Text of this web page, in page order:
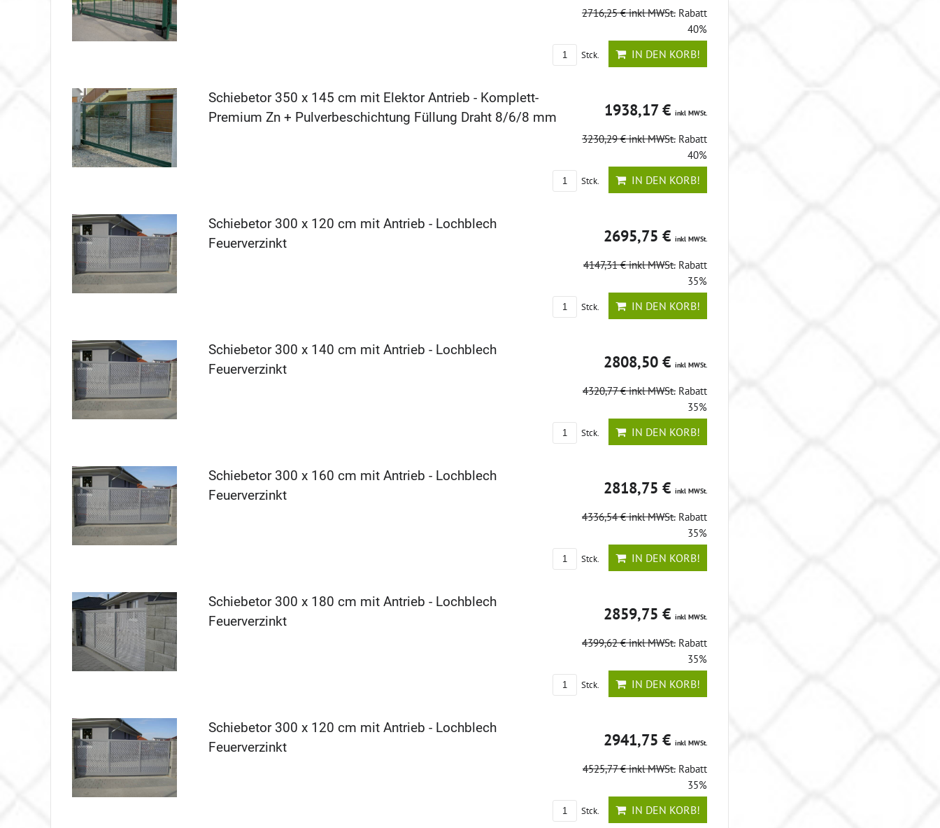
2716,25 €inkl MWSt. Rabatt
40%
Stck. IN DEN KORB!
Schiebetor 350 x 145 cm mit Elektor Antrieb - Komplett-
Premium Zn + Pulverbeschichtung Füllung Draht 8/6/8 mm
1938,17 € inkl MWSt.
3230,29 €inkl MWSt. Rabatt
40%
Stck. IN DEN KORB!
Schiebetor 300 x 120 cm mit Antrieb - Lochblech
Feuerverzinkt
2695,75 € inkl MWSt.
4147,31 €inkl MWSt. Rabatt
35%
Stck. IN DEN KORB!
Schiebetor 300 x 140 cm mit Antrieb - Lochblech
Feuerverzinkt
2808,50 € inkl MWSt.
4320,77 €inkl MWSt. Rabatt
35%
Stck. IN DEN KORB!
Schiebetor 300 x 160 cm mit Antrieb - Lochblech
Feuerverzinkt
2818,75 € inkl MWSt.
4336,54 €inkl MWSt. Rabatt
35%
Stck. IN DEN KORB!
Schiebetor 300 x 180 cm mit Antrieb - Lochblech
Feuerverzinkt
2859,75 € inkl MWSt.
4399,62 €inkl MWSt. Rabatt
35%
Stck. IN DEN KORB!
Schiebetor 300 x 120 cm mit Antrieb - Lochblech
Feuerverzinkt
2941,75 € inkl MWSt.
4525,77 €inkl MWSt. Rabatt
35%
Stck. IN DEN KORB!